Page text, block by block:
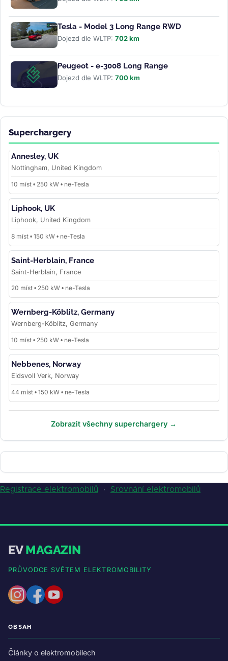
Tesla - Model 3 Long Range RWD
Dojezd dle WLTP: 702 km
Peugeot - e-3008 Long Range
Dojezd dle WLTP: 700 km
Superchargery
Annesley, UK
Nottingham, United Kingdom
10 míst • 250 kW • ne-Tesla
Liphook, UK
Liphook, United Kingdom
8 míst • 150 kW • ne-Tesla
Saint-Herblain, France
Saint-Herblain, France
20 míst • 250 kW • ne-Tesla
Wernberg-Köblitz, Germany
Wernberg-Köblitz, Germany
10 míst • 250 kW • ne-Tesla
Nebbenes, Norway
Eidsvoll Verk, Norway
44 míst • 150 kW • ne-Tesla
Zobrazit všechny superchargery →
Registrace elektromobilů · Srovnání elektromobilů
EVMAGAZIN
PRŮVODCE SVĚTEM ELEKTROMOBILITY
OBSAH
Články o elektromobilech